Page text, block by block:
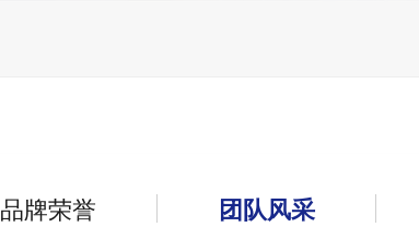
品牌荣誉 团队风采